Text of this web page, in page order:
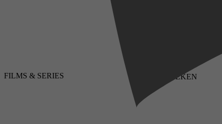
FILMS & SERIES LUISTERBOEKEN